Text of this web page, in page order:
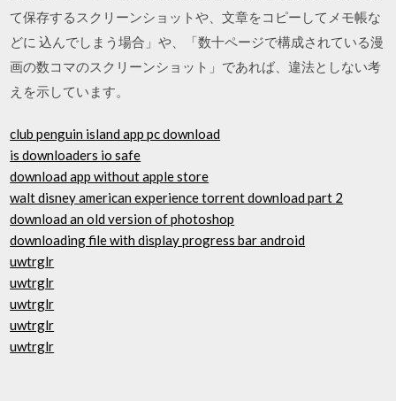
て保存するスクリーンショットや、文章をコピーしてメモ帳な
どに 込んでしまう場合」や、「数十ページで構成されている漫
画の数コマのスクリーンショット」であれば、違法としない考
えを示しています。
club penguin island app pc download
is downloaders io safe
download app without apple store
walt disney american experience torrent download part 2
download an old version of photoshop
downloading file with display progress bar android
uwtrglr
uwtrglr
uwtrglr
uwtrglr
uwtrglr